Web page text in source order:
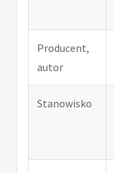
Producent,
autor
Stanowisko